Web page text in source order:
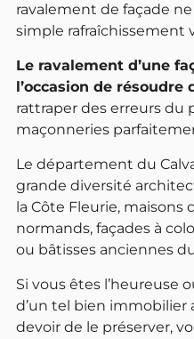
ravalement de façade
simple rafraîchissement
Le ravalement d’une
l’occasion de résoudre
rattraper des erreurs du
maçonneries
Le département du
grande diversité
la Côte Fleurie, maisons
normands, façades à
ou bâtisses anciennes
Si vous êtes l’heureuse
d’un tel bien immobilier
devoir de le préserver,